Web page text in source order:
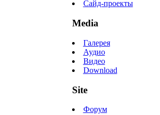
Сайд-проекты
Media
Галерея
Аудио
Видео
Download
Site
Форум